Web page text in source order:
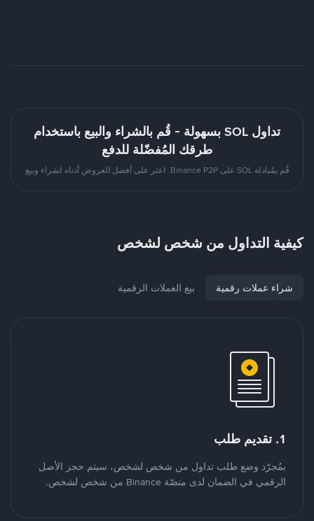
تداول SOL بسهولة - قُم بالشراء والبيع باستخدام
طرقك المُفضّلة للدفع
قُم بمُبادلة SOL على Binance P2P. اعثر على أفضل العروض أدناه لشراء وبيع
كيفية التداول من شخص لشخص
شراء عملات رقمية بيع العملات الرقمية
1. تقديم طلب
بمُجرّد وضع طلب تداول من شخص لشخص، سيتم حجز الأصل
الرقمي في الضمان لدى منصّة Binance من شخص لشخص.